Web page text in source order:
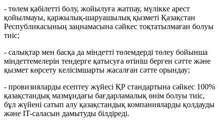
- төлем қабілетті болу, жойылуға жатпау, мүлікке арест
қойылмауы, қаржылық-шаруашылық қызметі Қазақстан
Республикасының заңнамасына сәйкес тоқтатылмаған болуы
тиіс;
- салықтар мен басқа да міндетті төлемдерді төлеу бойынша
міндеттемелерін тендерге қатысуға өтініш берген сәтте және
қызмет көрсету келісімшарты жасалған сәтте орындау;
- провизияларды есептеу жүйесі ҚР стандартына сәйкес 100%
қазақстандық мазмұндағы бағдарламалық өнім болуы тиіс,
бұл жүйені сатып алу қазақстандық компанияларды қолдауды
және IT-саласын дамытуды білдіреді.